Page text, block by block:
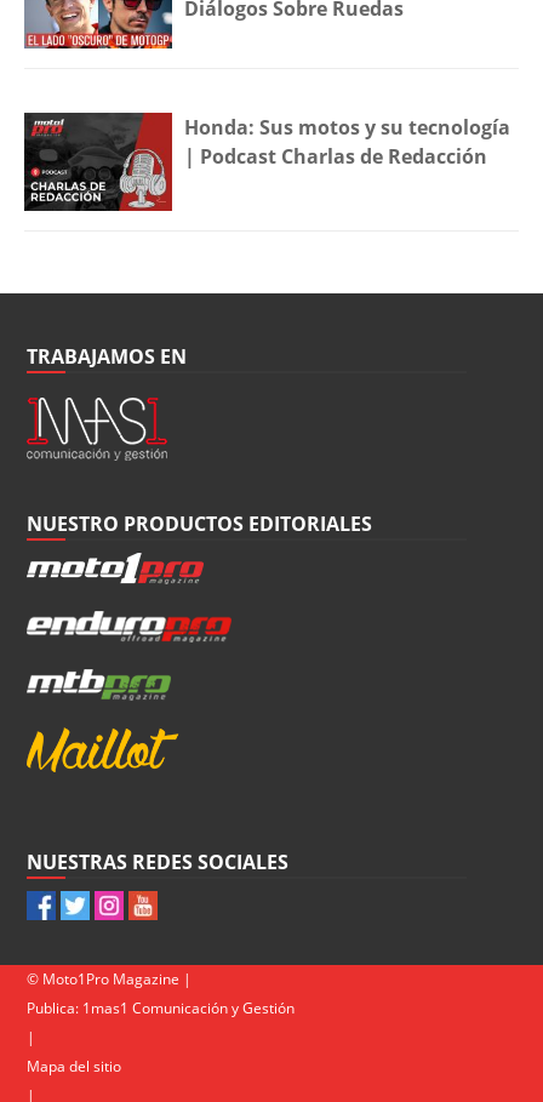
Diálogos Sobre Ruedas
Honda: Sus motos y su tecnología
| Podcast Charlas de Redacción
TRABAJAMOS EN
NUESTRO PRODUCTOS EDITORIALES
NUESTRAS REDES SOCIALES
© Moto1Pro Magazine |
Publica: 1mas1 Comunicación y Gestión
|
Mapa del sitio
|